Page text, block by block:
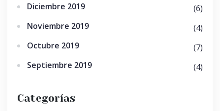
Diciembre 2019
(6)
Noviembre 2019
(4)
Octubre 2019
(7)
Septiembre 2019
(4)
Categorías